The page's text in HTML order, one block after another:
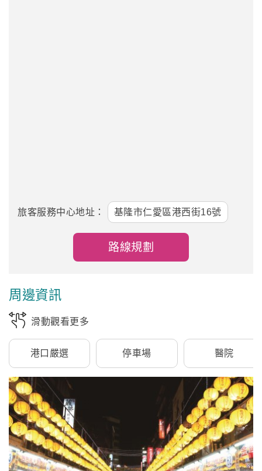
旅客服務中心地址： 基隆市仁愛區港西街16號
路線規劃
周邊資訊
滑動觀看更多
港口嚴選 停車場 醫院